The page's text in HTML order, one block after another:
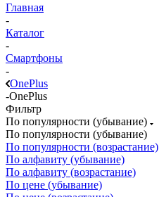
Главная
-
Каталог
-
Смартфоны
-
OnePlus
-OnePlus
Фильтр
По популярности (убывание)
По популярности (убывание)
По популярности (возрастание)
По алфавиту (убывание)
По алфавиту (возрастание)
По цене (убывание)